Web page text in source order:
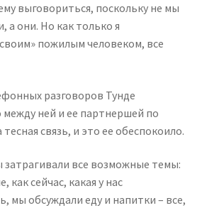
выговориться, поскольку не мы
а они. Но как только я
пожилым человеком, все
разговоров Тунде
между ней и ее партнершей по
связь, и это ее обеспокоило.
затрагивали все возможные темы:
как сейчас, какая у нас
мы обсуждали еду и напитки – все,